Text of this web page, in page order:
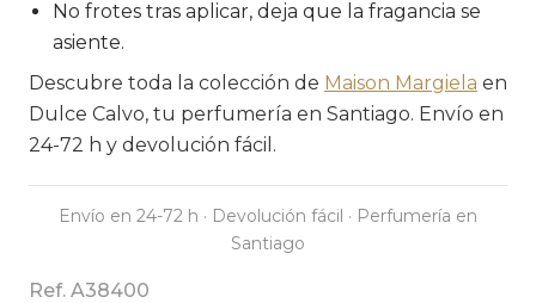
No frotes tras aplicar, deja que la fragancia se
asiente.
Descubre toda la colección de Maison Margiela en
Dulce Calvo, tu perfumería en Santiago. Envío en
24-72 h y devolución fácil.
Envío en 24-72 h · Devolución fácil · Perfumería en
Santiago
Ref. A38400